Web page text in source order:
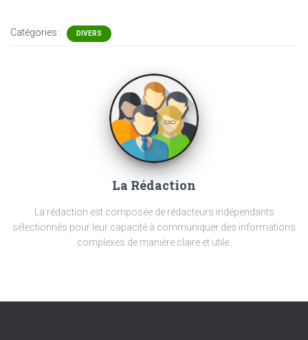
Catégories : DIVERS
La Rédaction
La rédaction est composée de rédacteurs indépendants
sélectionnés pour leur capacité à communiquer des informations
complexes de manière claire et utile.